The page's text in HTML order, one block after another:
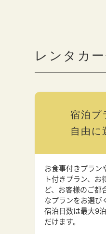
レンタカ
宿泊プ
自由に
お食事付きプラン
ト付きプラン、お
ど、お客様のご都
なプランをお選び
宿泊日数は最大9
だけます。